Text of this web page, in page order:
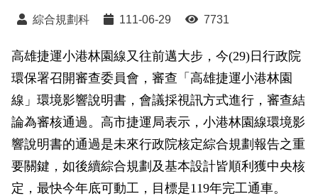
岡山路竹延伸線(第二A階段)
岡山路竹延伸線(第二B階段)
捷運黃線
小港林園線
捷運紅/橘線
岡山路竹延伸線(第一階段)
環狀輕軌
性別主流化專區
Open Data
打詐儀錶板
檔案應用專區
相關連結
雙語詞彙
特色車站
輕軌簡介
輕軌與傳統火車
局徽
組織職掌
服務電話
網站導覽
綜合規劃科 111-06-29 7731
高雄捷運小港林園線又往前邁大步，今(29)日行政院
環保署召開審查委員會，審查「高雄捷運小港林園
線」環境影響說明書，會議採視訊方式進行，審查結
論為審核通過。高市捷運局表示，小港林園線環境影
響說明書的通過是未來行政院核定綜合規劃報告之重
要關鍵，如後續綜合規劃及基本設計皆順利獲中央核
定，最快今年底可動工，目標是119年完工通車。